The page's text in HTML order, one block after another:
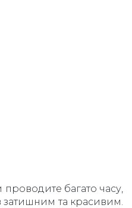
багато часу,
затишним та красивим.